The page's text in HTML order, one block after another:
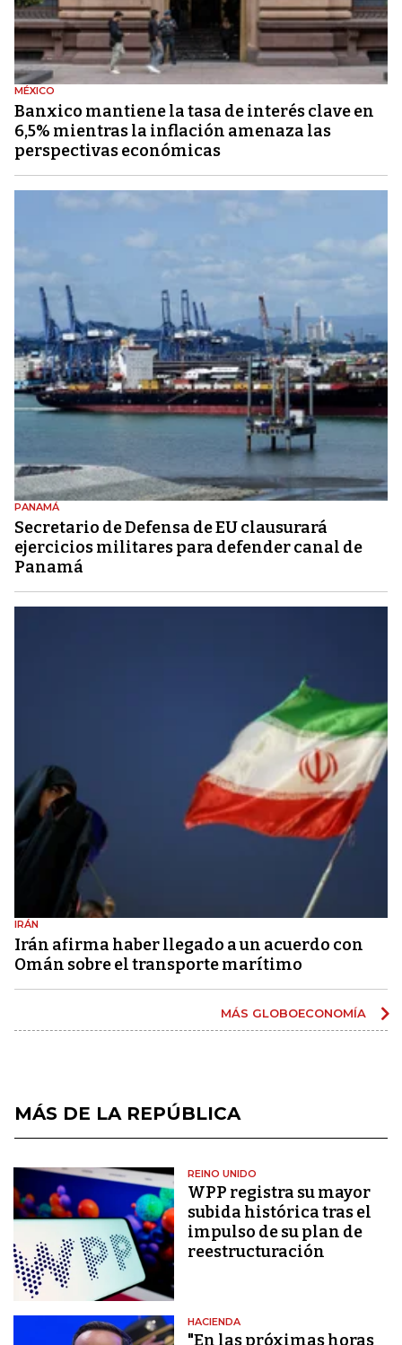
MÉXICO
Banxico mantiene la tasa de interés clave en
6,5% mientras la inflación amenaza las
perspectivas económicas
PANAMÁ
Secretario de Defensa de EU clausurará
ejercicios militares para defender canal de
Panamá
IRÁN
Irán afirma haber llegado a un acuerdo con
Omán sobre el transporte marítimo
MÁS GLOBOECONOMÍA
MÁS DE LA REPÚBLICA
REINO UNIDO
WPP registra su mayor
subida histórica tras el
impulso de su plan de
reestructuración
HACIENDA
"En las próximas horas